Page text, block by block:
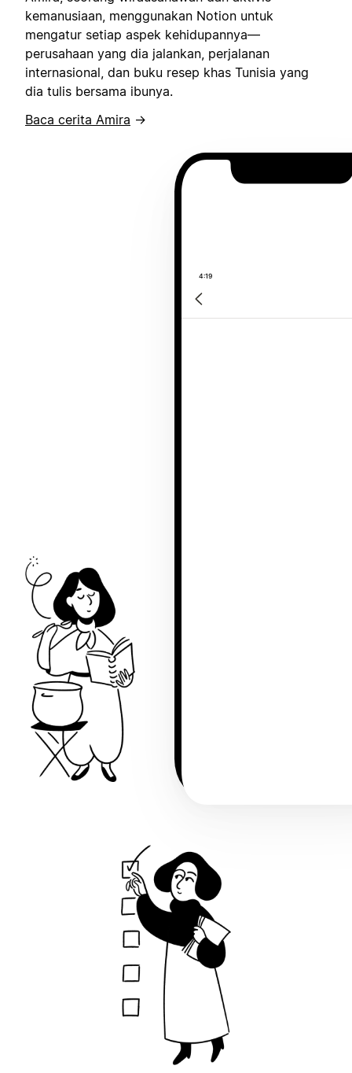
kemanusiaan, menggunakan Notion untuk
mengatur setiap aspek kehidupannya—
perusahaan yang dia jalankan, perjalanan
internasional, dan buku resep khas Tunisia yang
dia tulis bersama ibunya.
Baca cerita Amira →
4:19